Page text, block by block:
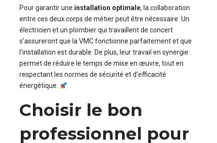
Pour garantir une installation optimale, la collaboration
entre ces deux corps de métier peut être nécessaire. Un
électricien et un plombier qui travaillent de concert
s’assureront que la VMC fonctionne parfaitement et que
l’installation est durable. De plus, leur travail en synergie
permet de réduire le temps de mise en œuvre, tout en
respectant les normes de sécurité et d’efficacité
énergétique.
Choisir le bon
professionnel pour